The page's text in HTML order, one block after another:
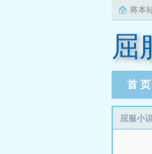
将本
屈
首 页
屈服小